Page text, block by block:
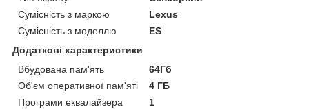
Сумісність з маркою
Lexus
Сумісність з моделлю
ES
Додаткові характеристики
Вбудована пам'ять
64Гб
Об'єм оперативної пам'яті
4 ГБ
Програми еквалайзера
1